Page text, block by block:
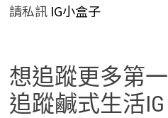
請私訊IG小盒子
想追蹤更多第
追蹤鹹式生活IG